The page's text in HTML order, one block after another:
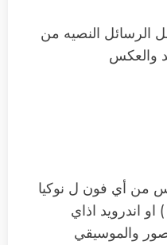
الرسائل النصيه من
والعكس
من أي فون ل نوكيا
اندرويد اذاي
والموسيقي